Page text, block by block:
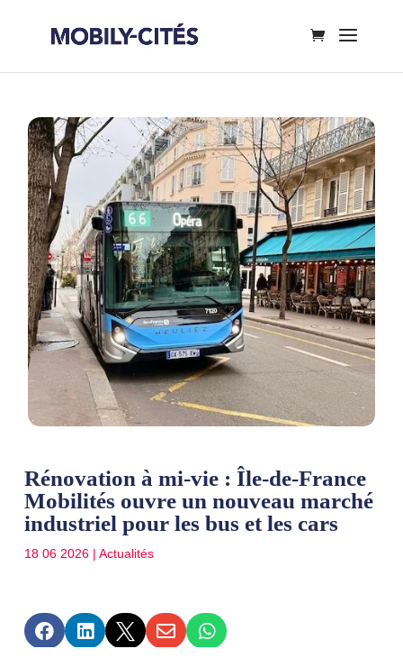
Rénovation à mi-vie : Île-de-France
Mobilités ouvre un nouveau marché
industriel pour les bus et les cars
18 06 2026| Actualités
    